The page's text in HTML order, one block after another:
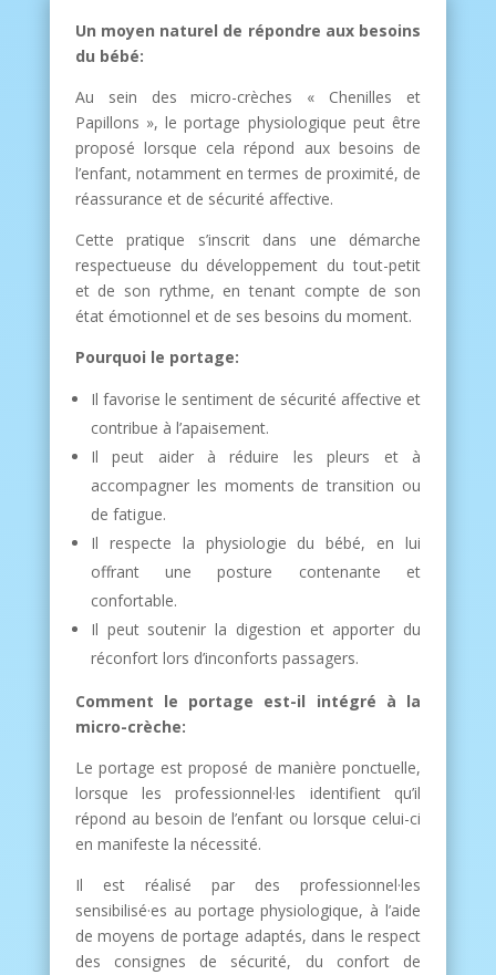
Un moyen naturel de répondre aux besoins
du bébé:
Au sein des micro-crèches « Chenilles et
Papillons », le portage physiologique peut être
proposé lorsque cela répond aux besoins de
l’enfant, notamment en termes de proximité, de
réassurance et de sécurité affective.
Cette pratique s’inscrit dans une démarche
respectueuse du développement du tout-petit
et de son rythme, en tenant compte de son
état émotionnel et de ses besoins du moment.
Pourquoi le portage:
Il favorise le sentiment de sécurité affective et
contribue à l’apaisement.
Il peut aider à réduire les pleurs et à
accompagner les moments de transition ou
de fatigue.
Il respecte la physiologie du bébé, en lui
offrant une posture contenante et
confortable.
Il peut soutenir la digestion et apporter du
réconfort lors d’inconforts passagers.
Comment le portage est-il intégré à la
micro-crèche:
Le portage est proposé de manière ponctuelle,
lorsque les professionnel·les identifient qu’il
répond au besoin de l’enfant ou lorsque celui-ci
en manifeste la nécessité.
Il est réalisé par des professionnel·les
sensibilisé·es au portage physiologique, à l’aide
de moyens de portage adaptés, dans le respect
des consignes de sécurité, du confort de